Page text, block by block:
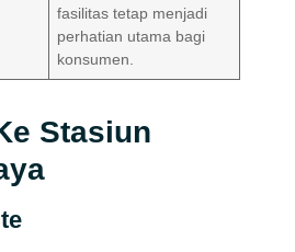
fasilitas tetap menjadi
perhatian utama bagi
konsumen.
Stasiun